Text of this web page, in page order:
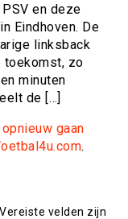
en deze
Eindhoven. De
linksback
toekomst, zo
minuten
de […]
gaan
.
Vereiste velden zijn